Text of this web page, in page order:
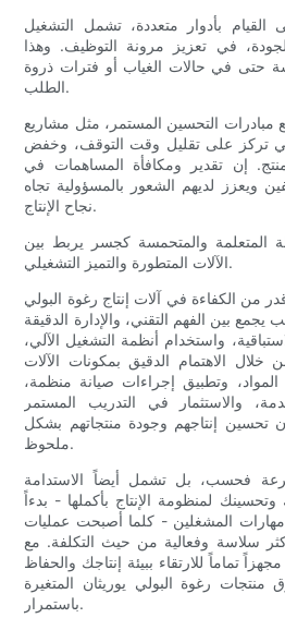
بأدوار متعددة، تشمل التشغيل
في تعزيز مرونة التوظيف. وهذا
حتى في حالات الغياب أو فترات ذروة
الطلب.
مبادرات التحسين المستمر، مثل مشاريع
تركز على تقليل وقت التوقف، وخفض
إن تقدير ومكافأة المساهمات في
ويعزز لديهم الشعور بالمسؤولية تجاه
نجاح الإنتاج.
المتعلمة والمتحمسة كجسر يربط بين
الآلات المتطورة والتميز التشغيلي.
من الكفاءة في آلات إنتاج رغوة البولي
يجمع بين الفهم التقني، والإدارة الدقيقة
واستخدام أنظمة التشغيل الآلي،
خلال الاهتمام الدقيق بمكونات الآلات
المواد، وتطبيق إجراءات صيانة منظمة،
والاستثمار في التدريب المستمر
تحسين إنتاجهم وجودة منتجاتهم بشكل
ملحوظ.
فحسب، بل تشمل أيضاً الاستدامة
لمنظومة الإنتاج بأكملها - بدءاً
مهارات المشغلين - كلما أصبحت عمليات
سلاسة وفعالية من حيث التكلفة. مع
تماماً للارتقاء ببيئة إنتاجك والحفاظ
رغوة البولي يوريثان المتغيرة
باستمرار.